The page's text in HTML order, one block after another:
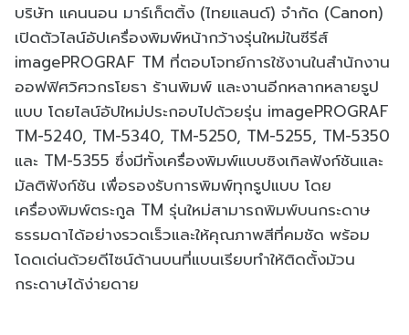
บริษัท แคนนอน มาร์เก็ตติ้ง (ไทยแลนด์) จำกัด (Canon)
เปิดตัวไลน์อัปเครื่องพิมพ์หน้ากว้างรุ่นใหม่ในซีรีส์
imagePROGRAF TM ที่ตอบโจทย์การใช้งานในสำนักงาน
ออฟฟิศวิศวกรโยธา ร้านพิมพ์ และงานอีกหลากหลายรูป
แบบ โดยไลน์อัปใหม่ประกอบไปด้วยรุ่น imagePROGRAF
TM-5240, TM-5340, TM-5250, TM-5255, TM-5350
และ TM-5355 ซึ่งมีทั้งเครื่องพิมพ์แบบซิงเกิลฟังก์ชันและ
มัลติฟังก์ชัน เพื่อรองรับการพิมพ์ทุกรูปแบบ โดย
เครื่องพิมพ์ตระกูล TM รุ่นใหม่สามารถพิมพ์บนกระดาษ
ธรรมดาได้อย่างรวดเร็วและให้คุณภาพสีที่คมชัด พร้อม
โดดเด่นด้วยดีไซน์ด้านบนที่แบนเรียบทำให้ติดตั้งม้วน
กระดาษได้ง่ายดาย